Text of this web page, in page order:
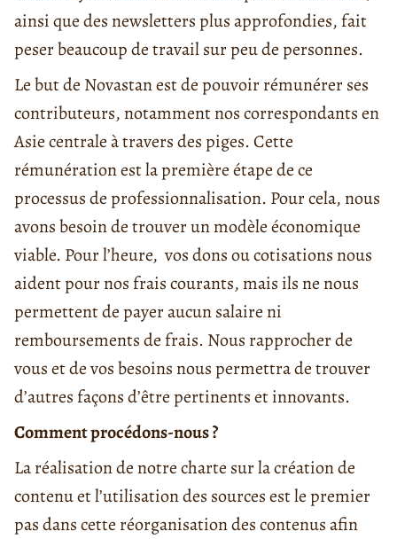
ainsi que des newsletters plus approfondies, fait
peser beaucoup de travail sur peu de personnes.
Le but de Novastan est de pouvoir rémunérer ses
contributeurs, notamment nos correspondants en
Asie centrale à travers des piges. Cette
rémunération est la première étape de ce
processus de professionnalisation. Pour cela, nous
avons besoin de trouver un modèle économique
viable. Pour l’heure, vos dons ou cotisations nous
aident pour nos frais courants, mais ils ne nous
permettent de payer aucun salaire ni
remboursements de frais. Nous rapprocher de
vous et de vos besoins nous permettra de trouver
d’autres façons d’être pertinents et innovants.
Comment procédons-nous ?
La réalisation de notre charte sur la création de
contenu et l’utilisation des sources est le premier
pas dans cette réorganisation des contenus afin